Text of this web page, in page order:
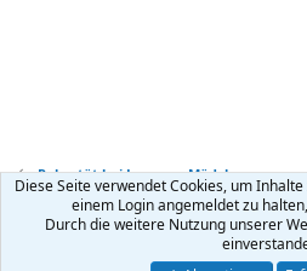
Pubertät bei Jungen + Mädchen
Kontakt Nutzungsbedingungen
®
Diese Seite verwendet Cookies, um
einem Login angemeldet zu
Durch die weitere Nutzung unserer